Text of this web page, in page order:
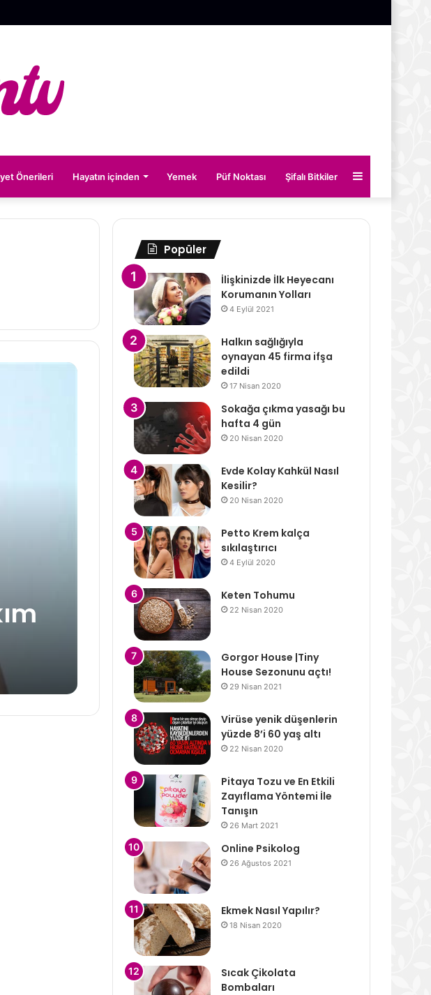
Önerileri Hayatın içinden Yemek Püf Noktası Şifalı Bitkiler Kenar
Bölmesi
Popüler
İlişkinizde İlk Heyecanı
Korumanın Yolları
4 Eylül 2021
Halkın sağlığıyla
oynayan 45 firma ifşa
edildi
17 Nisan 2020
Sokağa çıkma yasağı bu
hafta 4 gün
20 Nisan 2020
Evde Kolay Kahkül Nasıl
Kesilir?
20 Nisan 2020
Petto Krem kalça
sıkılaştırıcı
4 Eylül 2020
Keten Tohumu
22 Nisan 2020
Gorgor House |Tiny
House Sezonunu açtı!
29 Nisan 2021
Virüse yenik düşenlerin
yüzde 8’i 60 yaş altı
22 Nisan 2020
Pitaya Tozu ve En Etkili
Zayıflama Yöntemi İle
Tanışın
26 Mart 2021
Online Psikolog
26 Ağustos 2021
Ekmek Nasıl Yapılır?
18 Nisan 2020
Sıcak Çikolata
Bombaları